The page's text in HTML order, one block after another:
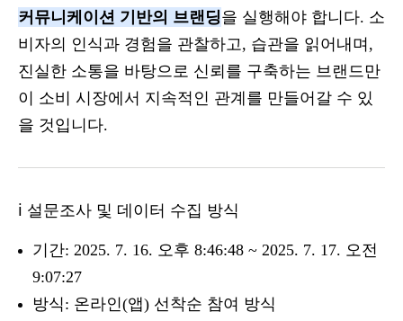
커뮤니케이션 기반의 브랜딩을 실행해야 합니다. 소
비자의 인식과 경험을 관찰하고, 습관을 읽어내며,
진실한 소통을 바탕으로 신뢰를 구축하는 브랜드만
이 소비 시장에서 지속적인 관계를 만들어갈 수 있
을 것입니다.
ℹ️ 설문조사 및 데이터 수집 방식
기간: 2025. 7. 16. 오후 8:46:48 ~ 2025. 7. 17. 오전
9:07:27
방식: 온라인(앱) 선착순 참여 방식